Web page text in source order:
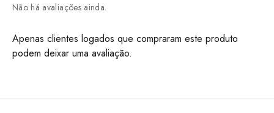
Não há avaliações ainda.
Apenas clientes logados que compraram este produto
podem deixar uma avaliação.